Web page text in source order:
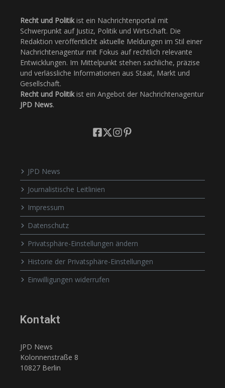
Recht und Politikist ein Nachrichtenportal mit
Schwerpunkt auf Justiz, Politik und Wirtschaft. Die
Redaktion veröffentlicht aktuelle Meldungen im Stil einer
Nachrichtenagentur mit Fokus auf rechtlich relevante
Entwicklungen. Im Mittelpunkt stehen sachliche, präzise
und verlässliche Informationen aus Staat, Markt und
Gesellschaft.
Recht und Politikist ein Angebot der Nachrichtenagentur
JPD News.
JPD News
Journalistische Leitlinien
Impressum
Datenschutz
Privatsphäre-Einstellungen ändern
Historie der Privatsphäre-Einstellungen
Einwilligungen widerrufen
Kontakt
JPD News
Kolonnenstraße 8
10827 Berlin